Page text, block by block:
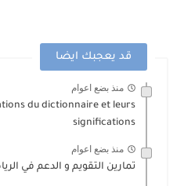
قد يعجبك ايضا
منذ بضع اعوام
du dictionnaire et leurs
significations
منذ بضع اعوام
تمارين التقويم و الدعم في